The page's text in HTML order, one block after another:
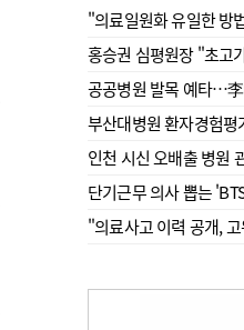
"의료일원화 유일한 방
홍승권 심평원장 " 초고
공공병원 발목 예타…
부산대병원 환자경험
인천 시신 오배출 병원
단기근무 의사 뽑는
"의료사고 이력 공개,